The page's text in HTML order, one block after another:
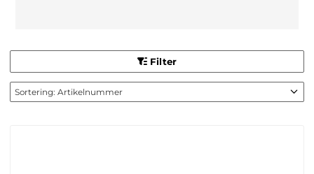
Filter